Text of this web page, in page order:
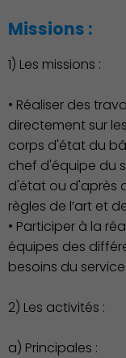
Missions :
1) Les missions :
• Réaliser des
directement sur
corps d'état du
chef d'équipe du
d'état ou d'après
règles de l’art et
• Participer à la
équipes des
besoins du service.
2) Les activités :
a) Principales :